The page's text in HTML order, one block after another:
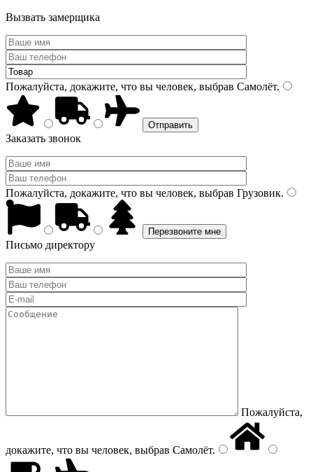
Вызвать замерщика
Пожалуйста, докажите, что вы человек, выбрав Самолёт.
Заказать звонок
Пожалуйста, докажите, что вы человек, выбрав Грузовик.
Письмо директору
Пожалуйста,
докажите, что вы человек, выбрав Самолёт.